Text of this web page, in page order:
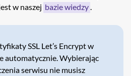
w naszej bazie wiedzy.
SSL Let’s Encrypt w
automatycznie. Wybierając
serwisu nie musisz